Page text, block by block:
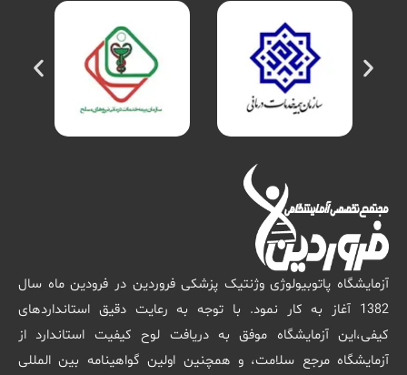
آزمایشگاه پاتوبیولوژی وژنتیک پزشکی فروردین در فرودین ماه سال
1382 آغاز به کار نمود. با توجه به رعایت دقیق استانداردهای
کیفی،این آزمایشگاه موفق به دریافت لوح کیفیت استاندارد از
آزمایشگاه مرجع سلامت، و همچنین اولین گواهینامه بین المللی